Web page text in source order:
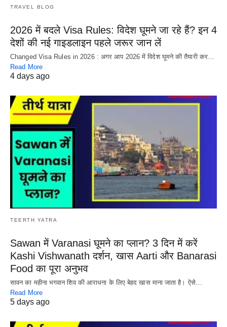
TRAVEL BLOG
2026 में बदले Visa Rules: विदेश घूमने जा रहे हैं? इन 4
देशों की नई गाइडलाइन पहले जरूर जान लें
Changed Visa Rules in 2026 : अगर आप 2026 में विदेश घूमने की तैयारी कर…
Read More
4 days ago
TEERTH YATRA
Sawan में Varanasi घूमने का प्लान? 3 दिन में करें
Kashi Vishwanath दर्शन, खास Aarti और Banarasi
Food का पूरा अनुभव
सावन का महीना भगवान शिव की आराधना के लिए बेहद खास माना जाता है। ऐसे…
Read More
5 days ago